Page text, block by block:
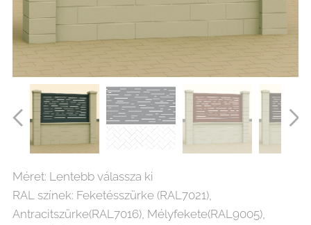
Méret: Lentebb válassza ki
RAL színek: Feketésszürke (RAL7021),
Antracitszürke(RAL7016), Mélyfekete(RAL9005),